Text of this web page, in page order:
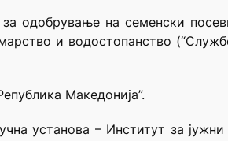
одобрување на семенски
и водостопанство
Македонија”.
установа – Институт за јужни